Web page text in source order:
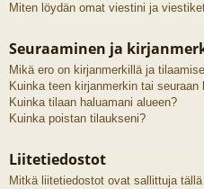
Miten löydän omat viestini ja
Seuraaminen ja
Mikä ero on kirjanmerkillä ja
Kuinka teen kirjanmerkin tai seuraan
Kuinka tilaan haluamani alueen?
Kuinka poistan tilaukseni?
Liitetiedostot
Mitkä liitetiedostot ovat sallittuja